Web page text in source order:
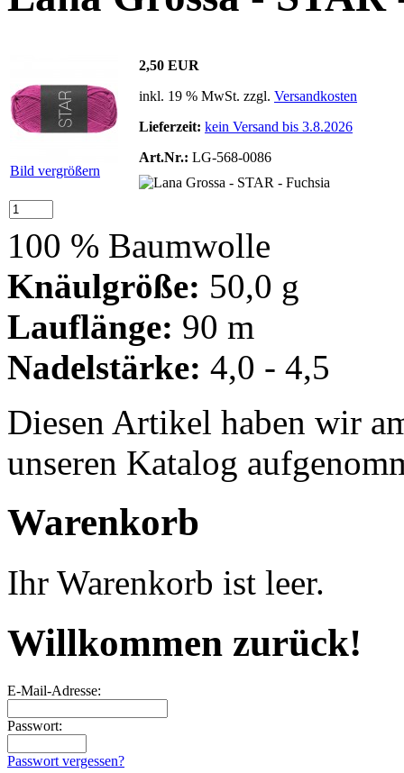
Bild vergrößern
2,50 EUR
inkl. 19 % MwSt. zzgl. Versandkosten
Lieferzeit: kein Versand bis 3.8.2026
Art.Nr.: LG-568-0086
100 % Baumwolle
Knäulgröße: 50,0 g
Lauflänge: 90 m
Nadelstärke: 4,0 - 4,5
Diesen Artikel haben wir
unseren Katalog
Warenkorb
Ihr Warenkorb ist leer.
Willkommen zurück!
E-Mail-Adresse:
Passwort:
Passwort vergessen?